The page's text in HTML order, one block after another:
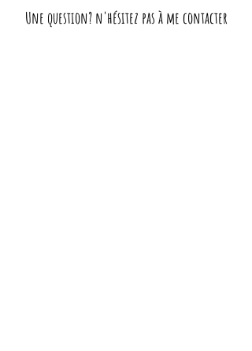
Une question? n'hésitez pas à me contacter